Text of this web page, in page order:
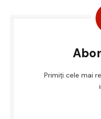
Primiți cele mai